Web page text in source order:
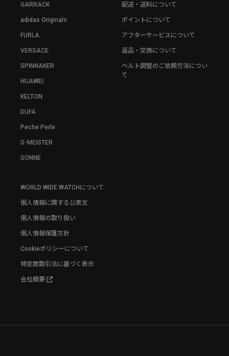
GARRACK
adidas Originals
FURLA
VERSACE
SPINNAKER
HUAWEI
KELTON
DUFA
Peche Perle
S-MEISTER
SONNE
配送・送料について
ポイントについて
アフターサービスについて
返品・交換について
ベルト調整のご依頼方法につい
て
WORLD WIDE WATCHについて
個人情報に関する公表文
個人情報の取り扱い
個人情報保護方針
Cookieポリシーについて
特定商取引法に基づく表示
会社概要